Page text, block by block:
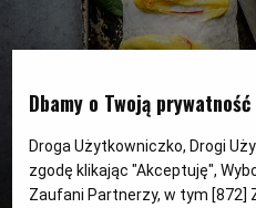
DOMOWE
KUCHNIA
KUCHNIA
FIT
PODRÓŻE
HISTORIE
FELIETONY
NASZE
Dbamy o Twoją prywatność
Droga Użytkowniczko, Drogi
zgodę klikając "Akceptuję",
Zaufani Partnerzy, w tym [872]